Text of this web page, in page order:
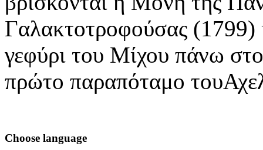
Γαλακτοτροφούσας (1799)
γεφύρι του Μίχου πάνω
πρώτο παραπόταμο
Choose language